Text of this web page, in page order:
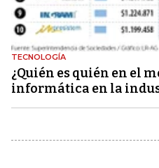
TECNOLOGÍA
¿Quién es quién en el
informática en la